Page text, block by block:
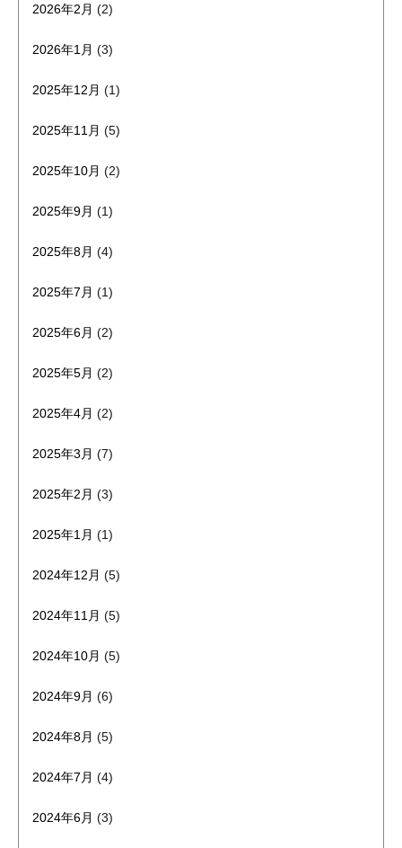
2026年2月 (2)
2026年1月 (3)
2025年12月 (1)
2025年11月 (5)
2025年10月 (2)
2025年9月 (1)
2025年8月 (4)
2025年7月 (1)
2025年6月 (2)
2025年5月 (2)
2025年4月 (2)
2025年3月 (7)
2025年2月 (3)
2025年1月 (1)
2024年12月 (5)
2024年11月 (5)
2024年10月 (5)
2024年9月 (6)
2024年8月 (5)
2024年7月 (4)
2024年6月 (3)